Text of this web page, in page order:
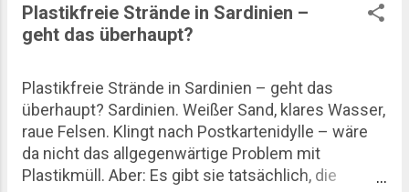
einer gewissen Oberflächlichkeit. Aber das Bild ist
nur die halbe Wahrheit. Wer genauer hinschaut,
Sternerestaurants, sondern auch Granitfelsen, die
aussehen wie Skulpturen, kleine Strände, die man
nur zu Fuß erreicht, und eine Geschichte, die
ziemlich pragmatisch begann. Entstehung einer
Luxusdestination Bis in die 1960er-Jahre war die
Plastikfreie Strände in Sardinien –
geht das überhaupt?
Plastikfreie Strände in Sardinien – geht das
überhaupt? Sardinien. Weißer Sand, klares Wasser,
raue Felsen. Klingt nach Postkartenidylle – wäre
da nicht das allgegenwärtige Problem mit
Plastikmüll. Aber: Es gibt sie tatsächlich, die